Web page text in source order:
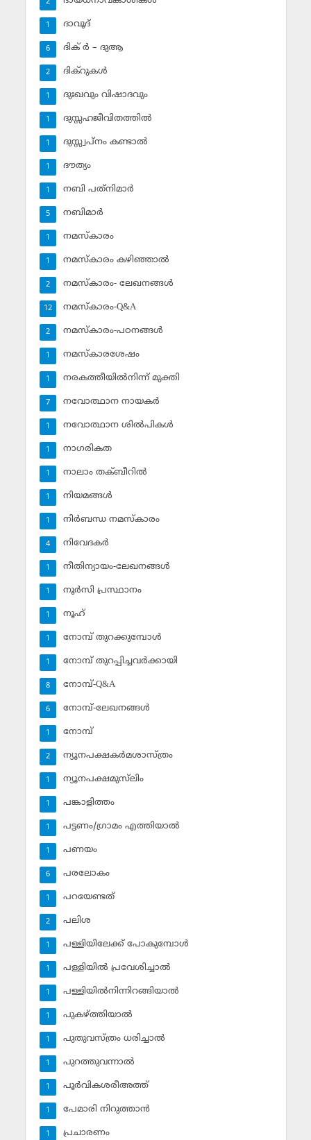
2
ദാവൂദ്‌
1
ദിക് ര്‍ – ദുആ
6
ദിക്‌റുകള്‍
2
ദുഃഖവും വിഷാദവും
1
ദുസ്സഹജീവിതത്തില്‍
1
ദുസ്സ്വപ്‌നം കണ്ടാല്‍
1
ദൗത്യം
1
നബി പത്‌നിമാര്‍
1
നബിമാര്‍
5
നമസ്‌കാരം
1
നമസ്‌കാരം കഴിഞ്ഞാല്‍
1
നമസ്‌കാരം- ലേഖനങ്ങള്‍
2
നമസ്‌കാരം-Q&A
12
നമസ്‌കാരം-പഠനങ്ങള്‍
2
നമസ്‌കാരശേഷം
1
നരകത്തീയില്‍നിന്ന് മുക്തി
1
നവോത്ഥാന നായകര്‍
7
നവോത്ഥാന ശില്‍പികള്‍
1
നാഗരികത
1
നാലാം തക്ബീറില്‍
1
നിയമങ്ങള്‍
1
നിര്‍ബന്ധ നമസ്‌കാരം
1
നിവേദകര്‍
4
നീതിന്യായം-ലേഖനങ്ങള്‍
1
നൂര്‍സി പ്രസ്ഥാനം
1
നൂഹ്‌
1
നോമ്പ് തുറക്കുമ്പോള്‍
1
നോമ്പ് തുറപ്പിച്ചവര്‍ക്കായി
1
നോമ്പ്-Q&A
8
നോമ്പ്-ലേഖനങ്ങള്‍
6
നോമ്പ്‌
1
ന്യൂനപക്ഷകര്‍മശാസ്ത്രം
2
ന്യൂനപക്ഷമുസ്‌ലിം
1
പങ്കാളിത്തം
1
പട്ടണം/ഗ്രാമം എത്തിയാല്‍
1
പണയം
1
പരലോകം
6
പറയേണ്ടത്
1
പലിശ
2
പള്ളിയിലേക്ക് പോകുമ്പോള്‍
1
പള്ളിയില്‍ പ്രവേശിച്ചാല്‍
1
പള്ളിയില്‍നിന്നിറങ്ങിയാല്‍
1
പുകഴ്ത്തിയാല്‍
1
പുതുവസ്ത്രം ധരിച്ചാല്‍
1
പുറത്തുവന്നാല്‍
1
പൂര്‍വികശരീഅത്ത്
1
പേമാരി നിറുത്താന്‍
1
പ്രചാരണം
1